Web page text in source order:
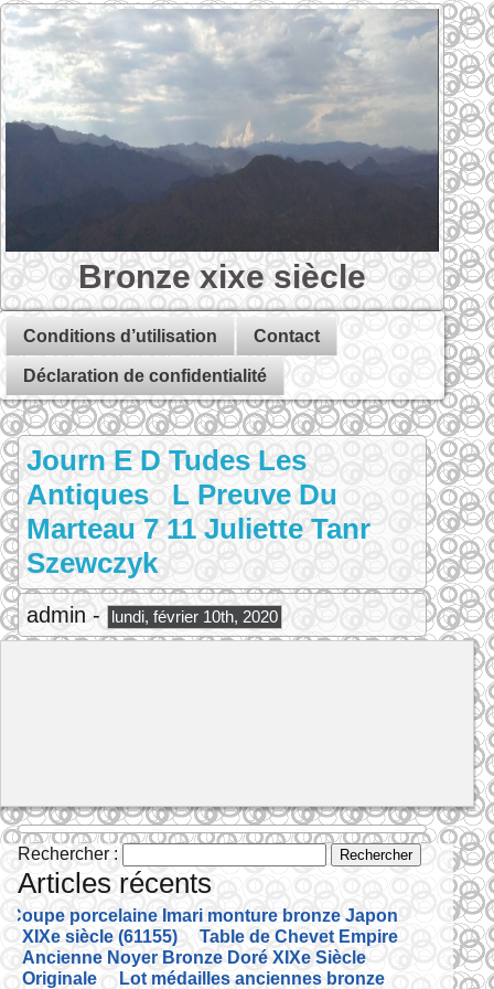
Bronze xixe siècle
Conditions d’utilisation Contact
Déclaration de confidentialité
Journ E D Tudes Les
Antiques L Preuve Du
Marteau 7 11 Juliette Tanr
Szewczyk
admin - lundi, février 10th, 2020
Rechercher :
Articles récents
Coupe porcelaine Imari monture bronze Japon
XIXe siècle (61155)
Table de Chevet Empire
Ancienne Noyer Bronze Doré XIXe Siècle
Originale
Lot médailles anciennes bronze